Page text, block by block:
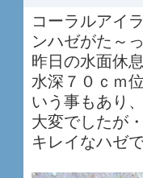
コーラルアイ
ンハゼがた～
昨日の水面休
水深７０ｃｍ
いう事もあり
大変でしたが
キレイなハゼ